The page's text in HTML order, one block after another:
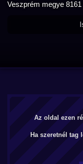
Veszprém megye
Az oldal ezen
Ha szeretnél tag